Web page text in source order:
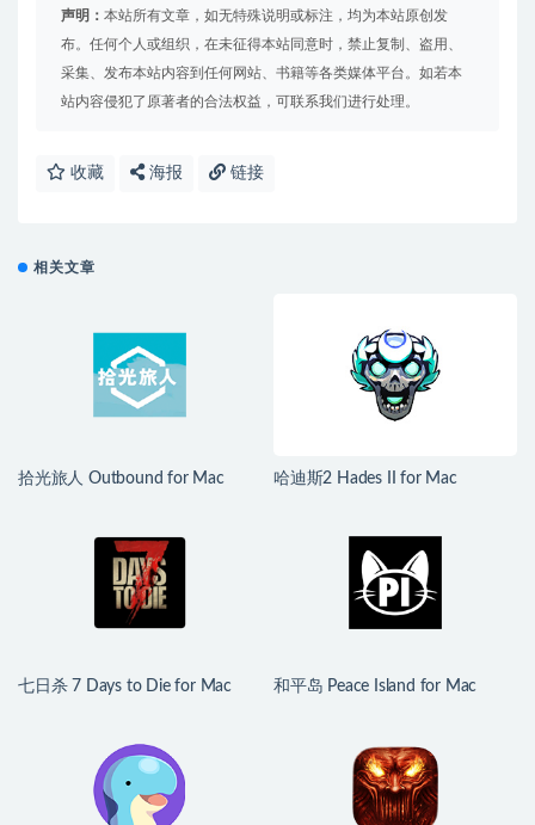
声明： 本站所有文章，如无特殊说明或标注，均为本站原创发
布。任何个人或组织，在未征得本站同意时，禁止复制、盗用、
采集、发布本站内容到任何网站、书籍等各类媒体平台。如若本
站内容侵犯了原著者的合法权益，可联系我们进行处理。
收藏 海报 链接
相关文章
拾光旅人 Outbound for Mac
哈迪斯2 Hades II for Mac
七日杀 7 Days to Die for Mac
和平岛 Peace Island for Mac